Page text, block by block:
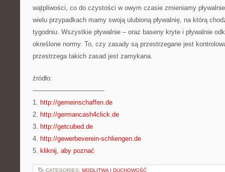
wątpliwości, co do czystości w owym czasie zmieniamy
wielu przypadkach mamy swoją ulubioną pływalnię, na którą
tygodniu. Wszystkie pływalnie – oraz baseny kryte i pływalnie
określone normy. To, czy zasady są przestrzegane jest
przestrzega takich zasad jest zamykana.
źródło:
———————————
1. http://gemeinschaffen.de
2. http://germancash4click.de
3. http://getcubed.de
4. http://gewerbeverein-schliengen.de
5. kliknij, aby poznać
CATEGORIES: MODLITWA I DUCHOWOŚĆ